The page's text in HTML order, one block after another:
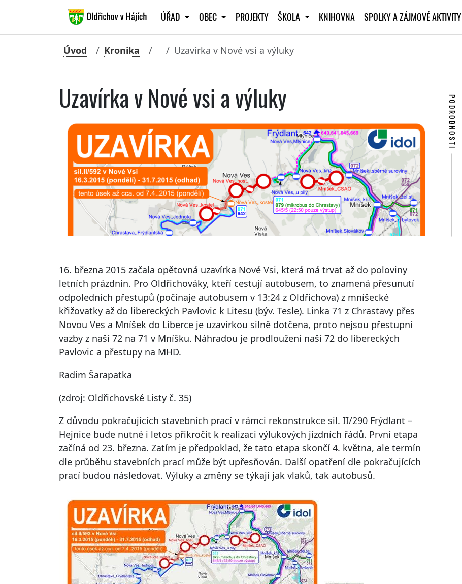
ÚŘAD OBEC PROJEKTY ŠKOLA KNIHOVNA SPOLKY A ZÁJMOVÉ AKTIVITY
Úvod Kronika Uzavírka v Nové vsi a výluky
Uzavírka v Nové vsi a výluky
16. března 2015 začala opětovná uzavírka Nové Vsi, která má trvat až do poloviny
letních prázdnin. Pro Oldřichováky, kteří cestují autobusem, to znamená přesunutí
odpoledních přestupů (počínaje autobusem v 13:24 z Oldřichova) z mníšecké
křižovatky až do libereckých Pavlovic k Litesu (býv. Tesle). Linka 71 z Chrastavy přes
Novou Ves a Mníšek do Liberce je uzavírkou silně dotčena, proto nejsou přestupní
vazby z naší 72 na 71 v Mníšku. Náhradou je prodloužení naší 72 do libereckých
Pavlovic a přestupy na MHD.
Radim Šarapatka
(zdroj: Oldřichovské Listy č. 35)
Z důvodu pokračujících stavebních prací v rámci rekonstrukce sil. II/290 Frýdlant –
Hejnice bude nutné i letos přikročit k realizaci výlukových jízdních řádů. První etapa
začíná od 23. března. Zatím je předpoklad, že tato etapa skončí 4. května, ale termín
dle průběhu stavebních prací může být upřesňován. Další opatření dle pokračujících
prací budou následovat. Výluky a změny se týkají jak vlaků, tak autobusů.
PODROBNOSTI